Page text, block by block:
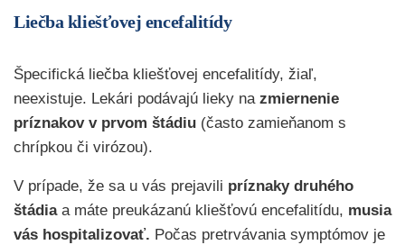
Liečba kliešťovej encefalitídy
Špecifická liečba kliešťovej encefalitídy, žiaľ,
neexistuje. Lekári podávajú lieky na zmiernenie
príznakov v prvom štádiu (často zamieňanom s
chrípkou či virózou).
V prípade, že sa u vás prejavili príznaky druhého
štádiaa máte preukázanú kliešťovú encefalitídu, musia
vás hospitalizovať. Počas pretrvávania symptómov je